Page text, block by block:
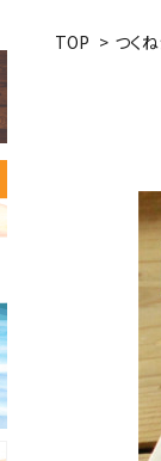
TOP > つく